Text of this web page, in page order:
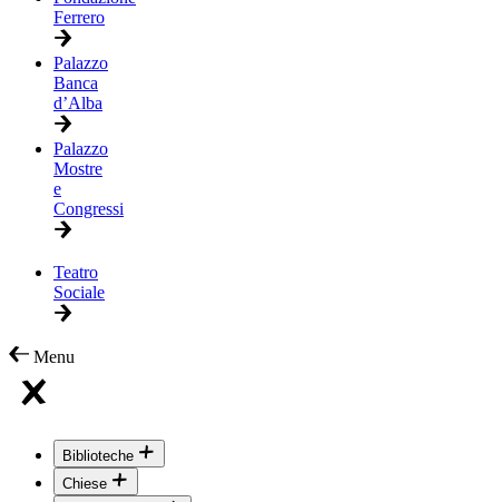
Ferrero
Palazzo
Banca
d’Alba
Palazzo
Mostre
e
Congressi
Teatro
Sociale
Menu
Biblioteche
Chiese